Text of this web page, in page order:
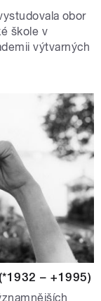
obor
škole v
výtvarných
– +1995)